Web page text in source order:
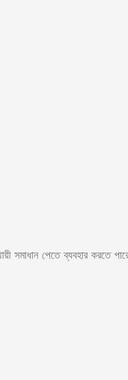
পেতে ব্যবহার